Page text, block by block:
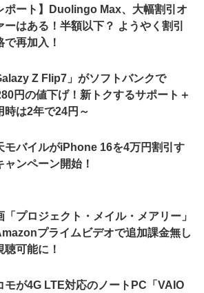
ポート】Duolingo Max、大幅割引オ
ーはある！半額以下？ ようやく割引
で再加入！
Z Flip7」がソフトバンクで
円の値下げ！新トクするサポート＋
時は2年で24円～
モバイルがiPhone 16を4万円割引す
ャンペーン開始！
「プロジェクト・メイル・メアリー」
プライムビデオで追加課金無し
聴可能に！
モが4G LTE対応のノートPC「VAIO